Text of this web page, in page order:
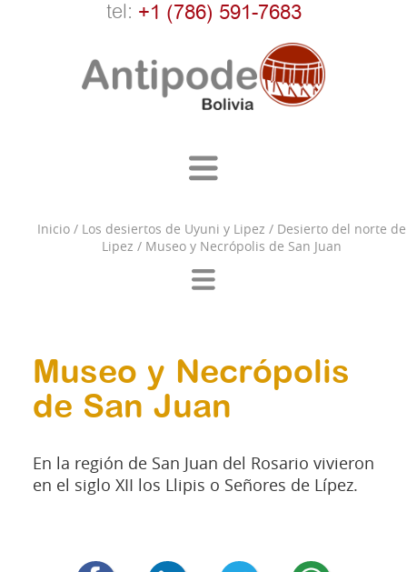
tel: +1 (786) 591-7683
Inicio / Los desiertos de Uyuni y Lipez / Desierto del norte de
Lipez / Museo y Necrópolis de San Juan
Museo y Necrópolis
de San Juan
En la región de San Juan del Rosario vivieron
en el siglo XII los Llipis o Señores de Lípez.